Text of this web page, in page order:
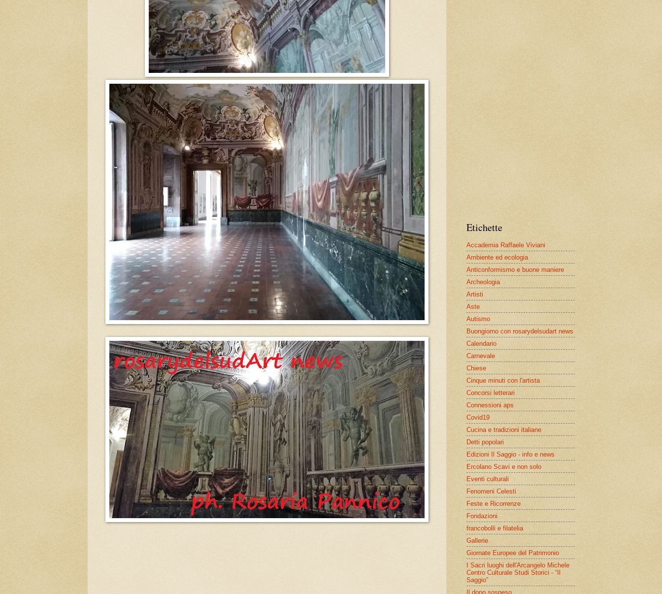
Etichette
Accademia Raffaele Viviani
Ambiente ed ecologia
Anticonformismo e buone maniere
Archeologia
Artisti
Aste
Autismo
Buongiorno con rosarydelsudart news
Calendario
Carnevale
Chiese
Cinque minuti con l'artista
Concorsi letterari
Connessioni aps
Covid19
Cucina e tradizioni italiane
Detti popolari
Edizioni Il Saggio - info e news
Ercolano Scavi e non solo
Eventi culturali
Fenomeni Celesti
Feste e Ricorrenze
Fondazioni
francobolli e filatelia
Gallerie
Giornate Europee del Patrimonio
I Sacri luoghi dell'Arcangelo Michele
Centro Culturale Studi Storici - “Il
Saggio”
Il dono sospeso